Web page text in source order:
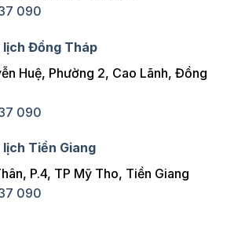
090
lịch Đồng Tháp
Huệ, Phường 2, Cao Lãnh, Đồng
090
Tiền Giang
P.4, TP Mỹ Tho, Tiền Giang
090